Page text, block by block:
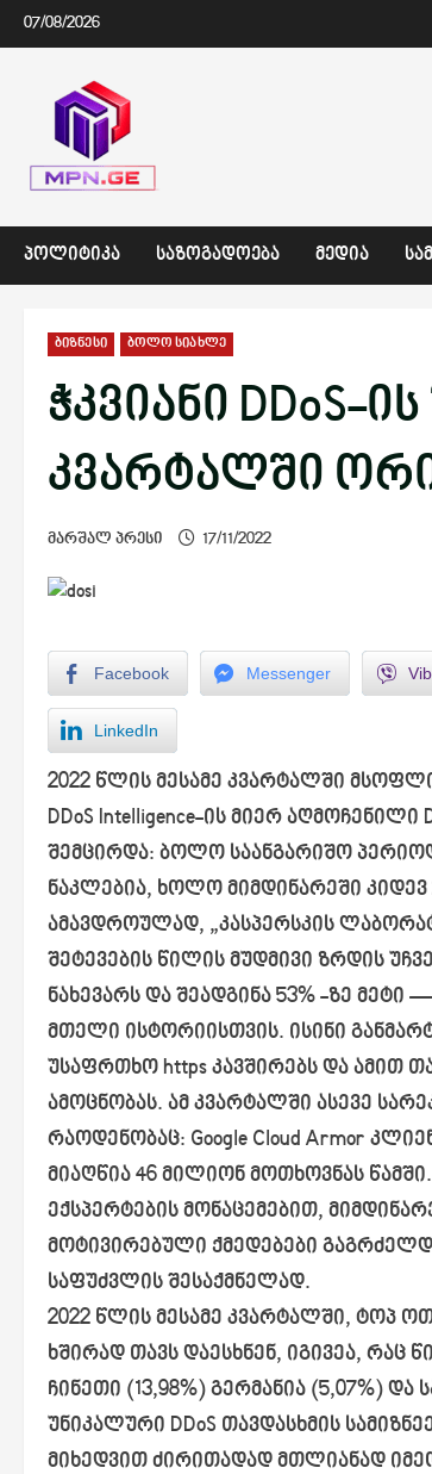
Skip
to
07/08/2026
ᲞᲝᲚᲘᲢᲘᲙᲐ ᲡᲐᲖᲝᲒᲐᲓᲝᲔᲑᲐ ᲛᲔᲓᲘᲐ
ბიზნესი ბოლო სიახლე
ჭკვიანი DDoS-
კვარტალში
მარშალ პრესი 17/11/2022
Facebook Messenger
LinkedIn
2022 წლის მესამე კვარტალში
DDoS Intelligence-ის მიერ
შემცირდა: ბოლო საანგარიშო
ნაკლებია, ხოლო მიმდინარეში კიდევ
ამავდროულად, „კასპერსკის
შეტევების წილის მუდმივი ზრდის
ნახევარს და შეადგინა 53% -ზე
მთელი ისტორიისთვის. ისინი
უსაფრთხო https კავშირებს და ამით
ამოცნობას. ამ კვარტალში ასევე
რაოდენობაც: Google Cloud Armor
მიაღწია 46 მილიონ მოთხოვნას წამში.
ექსპერტების მონაცემებით,
მოტივირებული ქმედებები
საფუძვლის შესაქმნელად.
2022 წლის მესამე კვარტალში, ტოპ
ხშირად თავს დაესხნენ, იგივეა, რაც
ჩინეთი (13,98%) გერმანია (5,07%) და
უნიკალური DDoS თავდასხმის
მიხედვით ძირითადად მთლიანად